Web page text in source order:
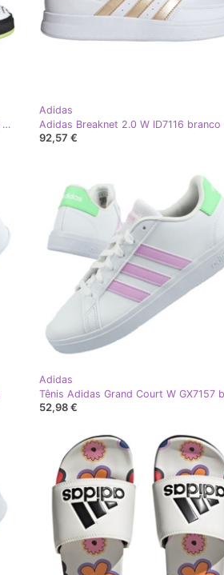
Tênis Adidas Grand Court 2.0 Jr IG4853 branco
Adidas
Adidas Breaknet 2.0 W ID7116 branco
92,57 €
Adidas
52,98 €